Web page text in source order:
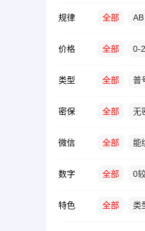
规律 全部 AB
价格 全部 0-
类型 全部 普
密保 全部 无
微信 全部 能
数字 全部 0
特色 全部 类